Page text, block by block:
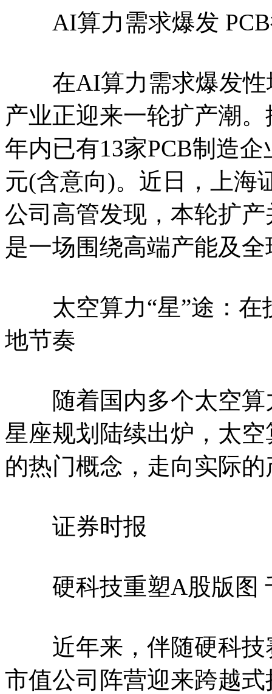
AI算力需求爆发 PCB
在AI算力需求爆发性
产业正迎来一轮扩产潮
年内已有13家PCB制造
元(含意向)。近日，上海
公司高管发现，本轮扩
是一场围绕高端产能及
太空算力“星”途：在
地节奏
随着国内多个太空算
星座规划陆续出炉，太
的热门概念，走向实际
证券时报
硬科技重塑A股版图
近年来，伴随硬科技
市值公司阵营迎来跨越